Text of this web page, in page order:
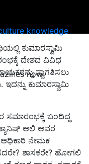
knowledge
now
ಕುಮಾರಸ್ವಾಮಿ
ದೇಶದ ವಿವಿಧ
ಸ್ವಾಗತಿಸಲು
ಕುಮಾರಸ್ವಾಮಿ
ಸಮಾರಂಭಕ್ಕೆ ಬಂದಿದ್ದ
ಅಲಿ ಅವರ
ಅಧಿಕಾರಿ ನೇಮಕ
ಶಾಸಕರೇ? ಹೋಗಲಿ